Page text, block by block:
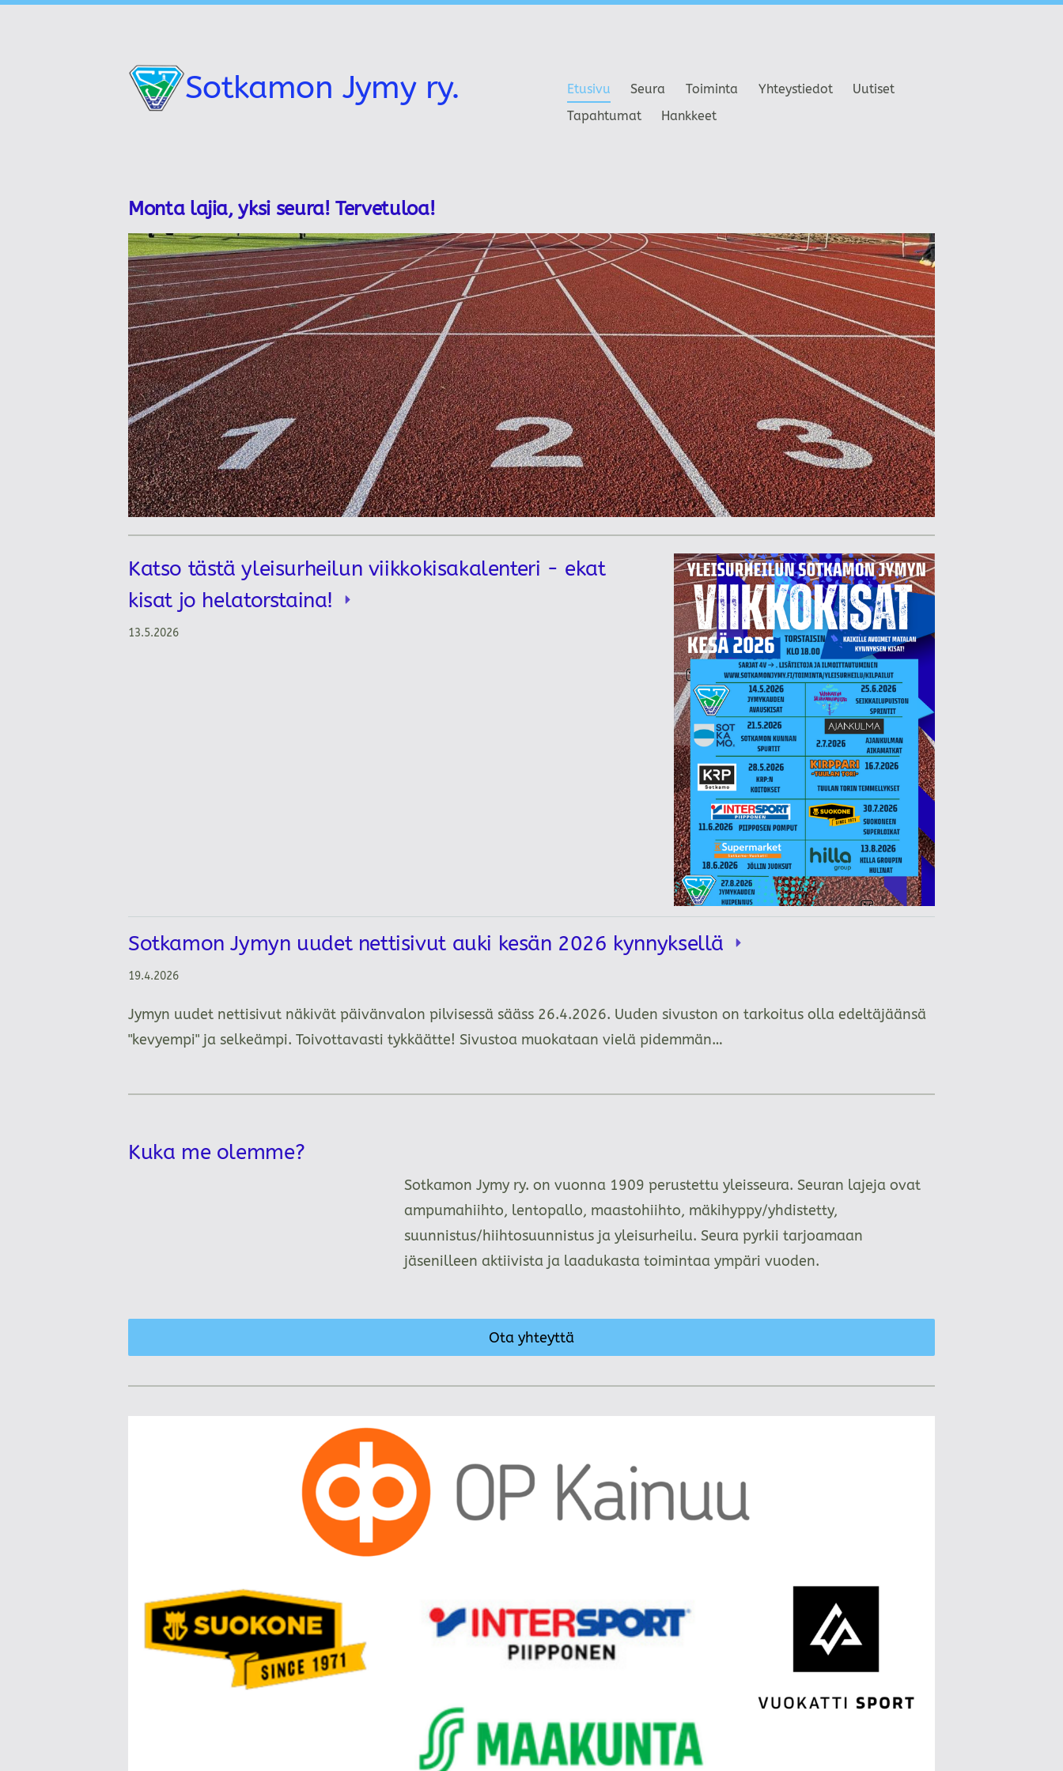
Sotkamon Jymy ry. Etusivu Seura Toiminta Yhteystiedot
Uutiset
Tapahtumat
Hankkeet
Monta lajia, yksi seura! Tervetuloa!
Katso tästä yleisurheilun viikkokisakalenteri - ekat
kisat jo helatorstaina!
13.5.2026
Sotkamon Jymyn uudet nettisivut auki kesän 2026 kynnyksellä
19.4.2026
Jymyn uudet nettisivut näkivät päivänvalon pilvisessä sääss 26.4.2026. Uuden sivuston on tarkoitus olla edeltäjäänsä
"kevyempi" ja selkeämpi. Toivottavasti tykkäätte! Sivustoa muokataan vielä pidemmän…
Kuka me olemme?
Sotkamon Jymy ry. on vuonna 1909 perustettu yleisseura. Seuran lajeja ovat
ampumahiihto, lentopallo, maastohiihto, mäkihyppy/yhdistetty,
suunnistus/hiihtosuunnistus ja yleisurheilu. Seura pyrkii tarjoamaan
jäsenilleen aktiivista ja laadukasta toimintaa ympäri vuoden.
Ota yhteyttä